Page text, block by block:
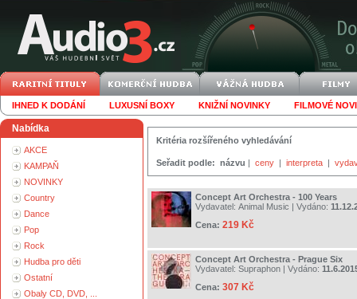
IHNED K DODÁNÍ LUXUSNÍ BOXY KNIŽNÍ NOVINKY FILMOVÉ
Nabídka
AKCE
KAMPAŇ
NOVINKY
Country
Dance
Pop
Rock
Hudba pro děti
Ostatní
Obaly CD, DVD, ...
Kritéria rozšířeného vyhledávání
Seřadit podle: názvu | ceny | interpreta |
Concept Art Orchestra - 100 Years
Vydavatel: Animal Music | Vydáno:
Cena: 219 Kč
Concept Art Orchestra - Prague Six
Vydavatel: Supraphon | Vydáno:
Cena: 307 Kč